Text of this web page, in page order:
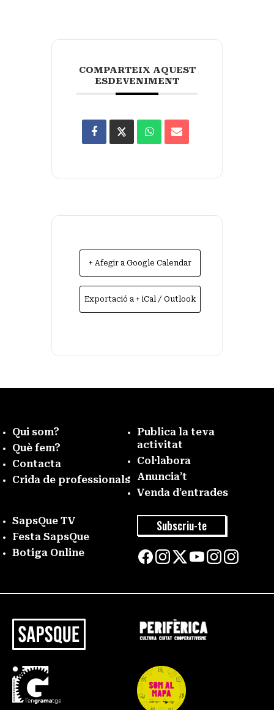
COMPARTEIX AQUEST
ESDEVENIMENT
+ Afegir a Google Calendar
Exportació a + iCal / Outlook
Qui som?
Què fem?
Contacta
Crida de professionals
Publica la teva
activitat
Col·labora
Anuncia’t
Venda d’entrades
SapsQue TV
Festa SapsQue
Botiga Online
Subscriu-te